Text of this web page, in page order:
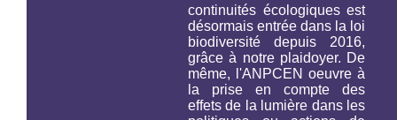
continuités écologiques est
désormais entrée dans la loi
biodiversité depuis 2016,
grâce à notre plaidoyer. De
même, l'ANPCEN oeuvre à
la prise en compte des
effets de la lumière dans les